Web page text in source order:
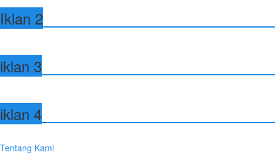
Iklan 2
iklan 3
iklan 4
Tentang Kami